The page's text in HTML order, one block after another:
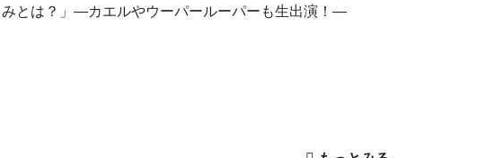
とは？」―カエルやウーパールーパーも生出演！―